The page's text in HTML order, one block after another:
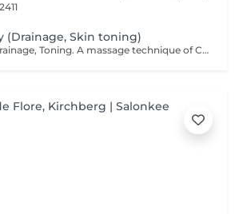
(Drainage, Skin toning)
Key Objectives: Drainage, Toning. A massage technique of Colombian origin that uses specially designed wooden instruments to sculpt the body (anti-cellulite effect), stimulate blood and lymphatic circulation, and promote effective drainage. Through targeted, rhythmic movements, this treatment works deep within the tissues to reactivate the lymphatic system and support the body's natural detoxification process, while providing an overall sense of well-being. A true ally for those seeking enhanced firmness and definition, maderotherapy helps smooth the appearance of the skin, tone targeted areas, and gradually redefine body contours. From the very first sessions, the skin appears firmer, the body feels lighter, and the silhouette looks visibly revitalized. Recommended frequency: For visible and lasting results, a course of 6 to 10 sessions is recommended, at a rate of 1 to 2 sessions per week depending on individual needs and goals. For maintenance, one session every 2 to 3 weeks is advised.